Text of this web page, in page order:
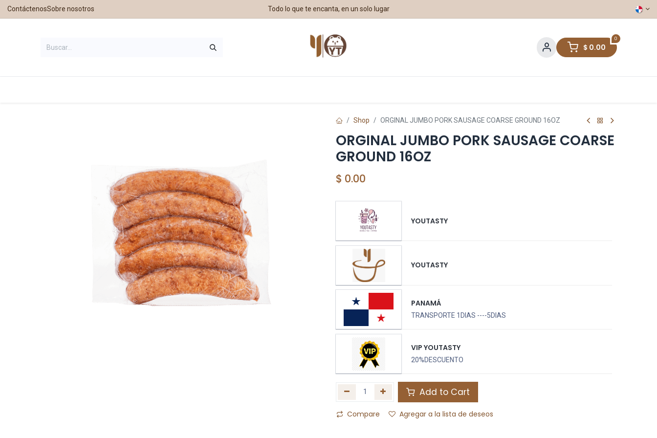
ContáctenosSobre nosotros Todo lo que te encanta, en un solo lugar
0
$ 0.00
Shop ORGINAL JUMBO PORK SAUSAGE COARSE GROUND 16OZ
ORGINAL JUMBO PORK SAUSAGE COARSE
GROUND 16OZ
$ 0.00
YOUTASTY
YOUTASTY
PANAMÁ
TRANSPORTE 1DIAS ----5DIAS
VIP YOUTASTY
20%DESCUENTO
Add to Cart
Compare Agregar a la lista de deseos